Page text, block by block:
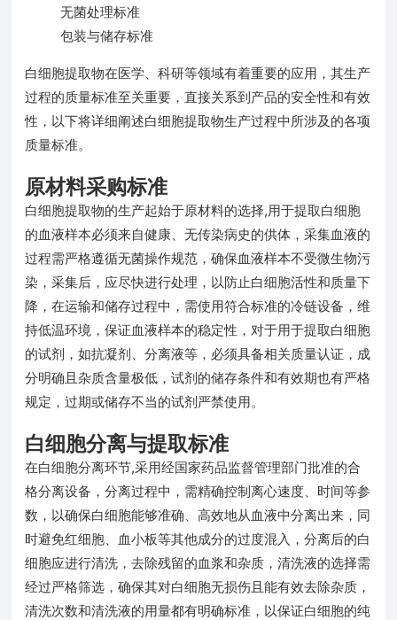
无菌处理标准
包装与储存标准
白细胞提取物在医学、科研等领域有着重要的应用，其生产
过程的质量标准至关重要，直接关系到产品的安全性和有效
性，以下将详细阐述白细胞提取物生产过程中所涉及的各项
质量标准。
原材料采购标准
白细胞提取物的生产起始于原材料的选择,用于提取白细胞
的血液样本必须来自健康、无传染病史的供体，采集血液的
过程需严格遵循无菌操作规范，确保血液样本不受微生物污
染，采集后，应尽快进行处理，以防止白细胞活性和质量下
降，在运输和储存过程中，需使用符合标准的冷链设备，维
持低温环境，保证血液样本的稳定性，对于用于提取白细胞
的试剂，如抗凝剂、分离液等，必须具备相关质量认证，成
分明确且杂质含量极低，试剂的储存条件和有效期也有严格
规定，过期或储存不当的试剂严禁使用。
白细胞分离与提取标准
在白细胞分离环节,采用经国家药品监督管理部门批准的合
格分离设备，分离过程中，需精确控制离心速度、时间等参
数，以确保白细胞能够准确、高效地从血液中分离出来，同
时避免红细胞、血小板等其他成分的过度混入，分离后的白
细胞应进行清洗，去除残留的血浆和杂质，清洗液的选择需
经过严格筛选，确保其对白细胞无损伤且能有效去除杂质，
清洗次数和清洗液的用量都有明确标准，以保证白细胞的纯